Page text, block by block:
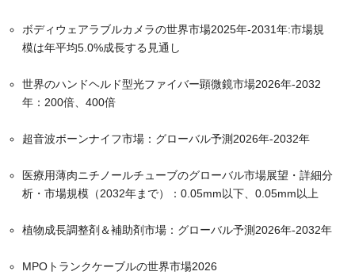
ボディウェアラブルカメラの世界市場2025年-2031年:市場規
模は年平均5.0%成長する見通し
世界のハンドヘルド型光ファイバー顕微鏡市場2026年-2032
年：200倍、400倍
超音波ボーンナイフ市場：グローバル予測2026年-2032年
医療用薄肉ニチノールチューブのグローバル市場展望・詳細分
析・市場規模（2032年まで）：0.05mm以下、0.05mm以上
植物成長調整剤＆補助剤市場：グローバル予測2026年-2032年
MPOトランクケーブルの世界市場2026